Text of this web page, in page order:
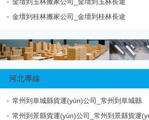
金壇到玉林搬家公司_金壇到玉林長途
金壇到桂林搬家公司_金壇到桂林長途
河北專線
常州到阜城縣貨運(yùn)公司_常州到阜城縣
常州到景縣貨運(yùn)公司_常州到景縣貨運